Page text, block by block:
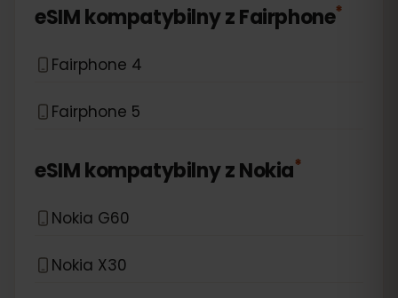
eSIM kompatybilny zFairphone*
Fairphone 4
Fairphone 5
eSIM kompatybilny zNokia*
Nokia G60
Nokia X30